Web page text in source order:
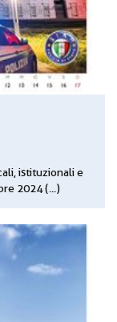
istituzionali e
2024 (...)